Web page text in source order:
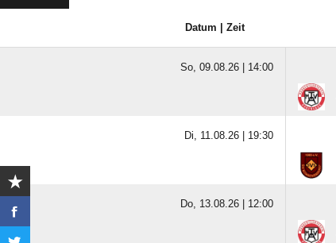
Datum | Zeit
So, 09.08.26 | 14:00
Di, 11.08.26 | 19:30
Do, 13.08.26 | 12:00